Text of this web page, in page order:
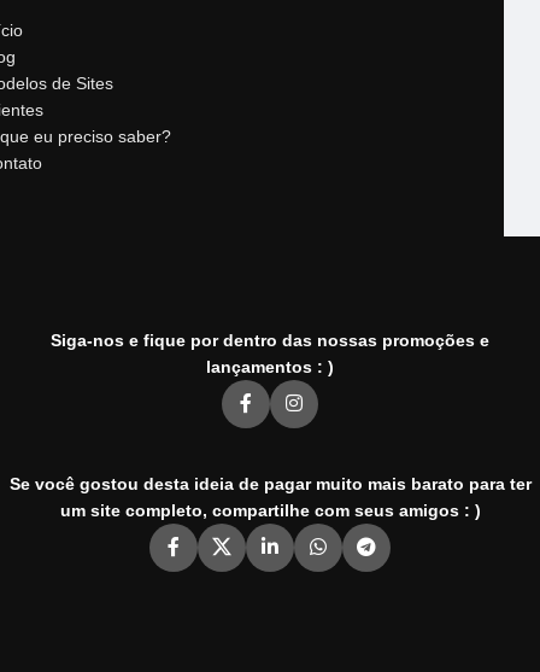
de Sites
eu preciso saber?
Siga-nos e fique por dentro das nossas promoções e
lançamentos : )
Se você gostou desta ideia de pagar muito mais barato para ter
um site completo, compartilhe com seus amigos : )